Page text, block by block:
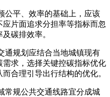
公平、效率的基础上，应该
片面追求分担率等指标而忽
碳排效率。
通规划应结合当地城镇现有
求，选择关键控碳指标优化
合理引导出行结构的优化。
常规公共交通线路宜分成城